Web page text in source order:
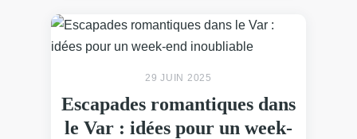
29 JUIN 2025
Escapades romantiques dans
le Var : idées pour un week-